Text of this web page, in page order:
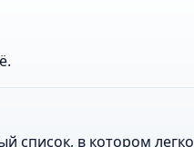
список, в котором легко